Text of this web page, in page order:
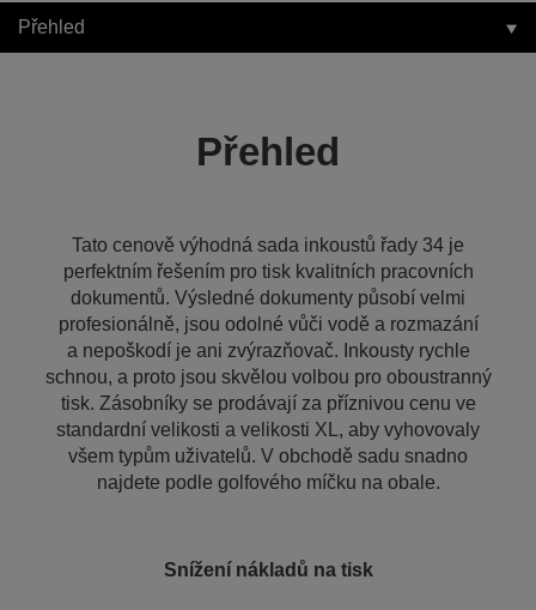
Přehled
Přehled
Tato cenově výhodná sada inkoustů řady 34 je
perfektním řešením pro tisk kvalitních pracovních
dokumentů. Výsledné dokumenty působí velmi
profesionálně, jsou odolné vůči vodě a rozmazání
a nepoškodí je ani zvýrazňovač. Inkousty rychle
schnou, a proto jsou skvělou volbou pro oboustranný
tisk. Zásobníky se prodávají za příznivou cenu ve
standardní velikosti a velikosti XL, aby vyhovovaly
všem typům uživatelů. V obchodě sadu snadno
najdete podle golfového míčku na obale.
Snížení nákladů na tisk